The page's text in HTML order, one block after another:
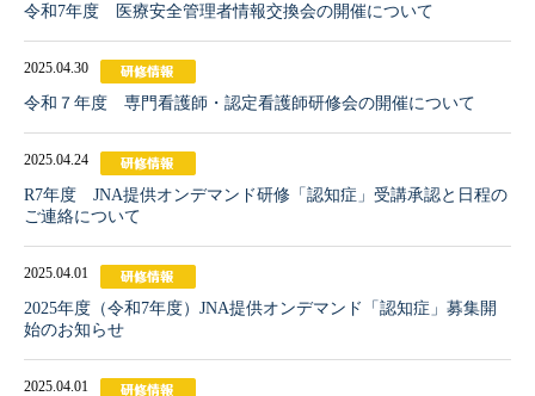
令和7年度 医療安全管理者情報交換会の開催について
2025.04.30
令和７年度 専門看護師・認定看護師研修会の開催について
2025.04.24
R7年度 JNA提供オンデマンド研修「認知症」受講承認と日程の
ご連絡について
2025.04.01
2025年度（令和7年度）JNA提供オンデマンド「認知症」募集開
始のお知らせ
2025.04.01